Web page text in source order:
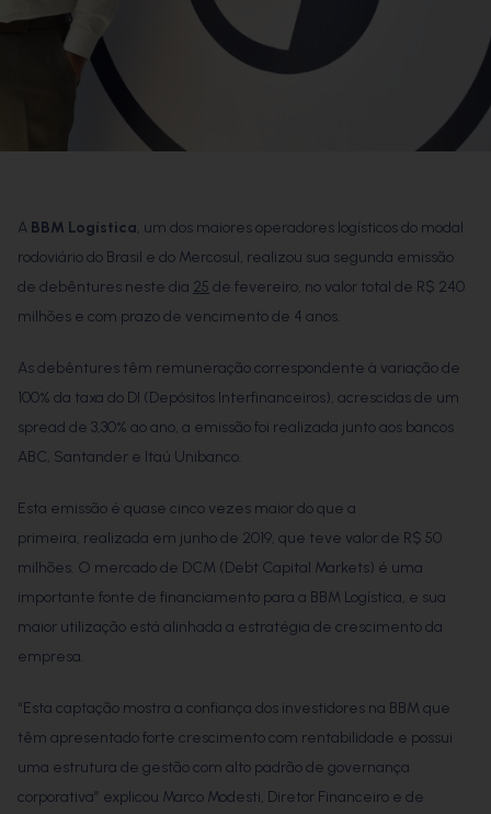
A BBM Logística, um dos maiores operadores logísticos do modal
rodoviário do Brasil e do Mercosul, realizou sua segunda emissão
de debêntures neste dia 25 de fevereiro, no valor total de R$ 240
milhões e com prazo de vencimento de 4 anos.
As debêntures têm remuneração correspondente à variação de
100% da taxa do DI (Depósitos Interfinanceiros), acrescidas de um
spread de 3,30% ao ano, a emissão foi realizada junto aos bancos
ABC, Santander e Itaú Unibanco.
Esta emissão é quase cinco vezes maior do que a
primeira, realizada em junho de 2019, que teve valor de R$ 50
milhões. O mercado de DCM (Debt Capital Markets) é uma
importante fonte de financiamento para a BBM Logística, e sua
maior utilização está alinhada a estratégia de crescimento da
empresa.
“Esta captação mostra a confiança dos investidores na BBM que
têm apresentado forte crescimento com rentabilidade e possui
uma estrutura de gestão com alto padrão de governança
corporativa” explicou Marco Modesti, Diretor Financeiro e de